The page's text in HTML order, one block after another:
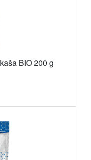
BIO 200 g